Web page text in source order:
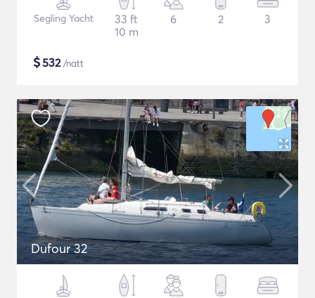
Segling Yacht
33 ft
10 m
6 2 3
$532/natt
Dufour 32